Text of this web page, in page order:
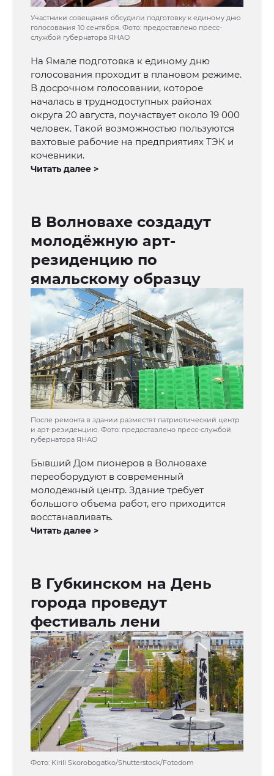
Участники совещания обсудили подготовку к единому дню
голосования 10 сентября. Фото: предоставлено пресс-
службой губернатора ЯНАО
На Ямале подготовка к единому дню
голосования проходит в плановом режиме.
В досрочном голосовании, которое
началась в труднодоступных районах
округа 20 августа, поучаствует около 19 000
человек. Такой возможностью пользуются
вахтовые рабочие на предприятиях ТЭК и
кочевники.
Читать далее >
В Волновахе создадут
молодёжную арт-
резиденцию по
ямальскому образцу
После ремонта в здании разместят патриотический центр
и арт-резиденцию. Фото: предоставлено пресс-службой
губернатора ЯНАО
Бывший Дом пионеров в Волновахе
переоборудуют в современный
молодежный центр. Здание требует
большого объема работ, его приходится
восстанавливать.
Читать далее >
В Губкинском на День
города проведут
фестиваль лени
Фото: Kirill Skorobogatko/Shutterstock/Fotodom